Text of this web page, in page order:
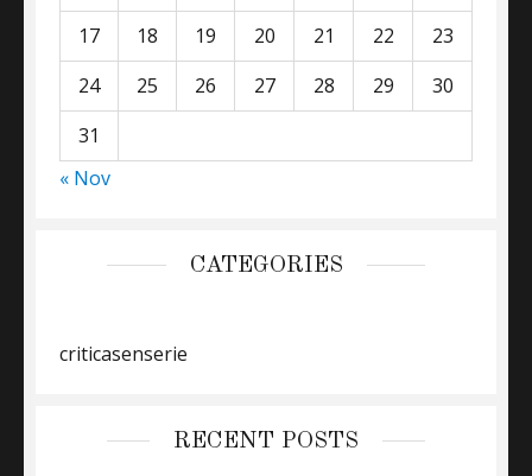
17
18 19 20 21 22
23
24
25 26 27 28 29
30
31
« Nov
CATEGORIES
criticasenserie
RECENT POSTS